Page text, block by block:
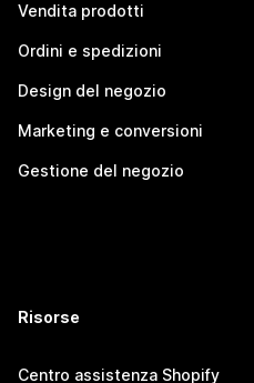
Vendita prodotti
Ordini e spedizioni
Design del negozio
Marketing e conversioni
Gestione del negozio
Risorse
Centro assistenza Shopify